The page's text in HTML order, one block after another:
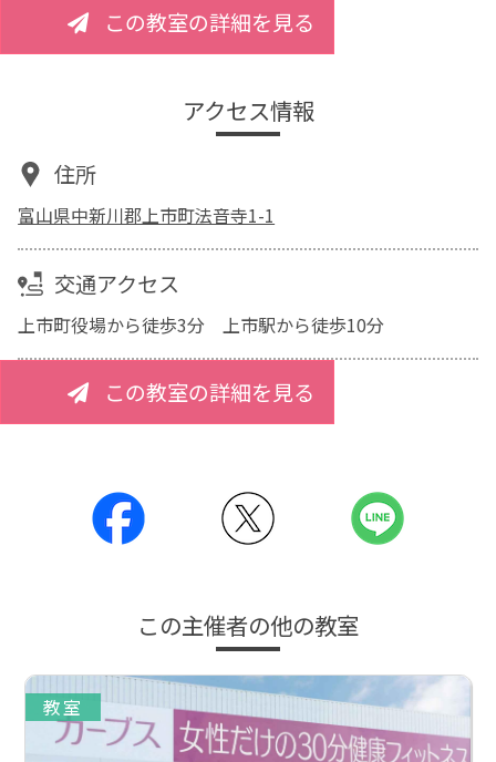
この教室の詳細を見る
アクセス情報
住所
富山県中新川郡上市町法音寺1-1
交通アクセス
上市町役場から徒歩3分 上市駅から徒歩10分
この教室の詳細を見る
この主催者の他の教室
教室